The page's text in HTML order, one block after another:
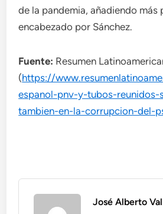
de la pandemia, añadiendo más
encabezado por Sánchez.
Fuente: Resumen
(https://
espanol-pnv-y-tubos-reunidos-
tambien-en-la-corrupcion-del-
José Alberto